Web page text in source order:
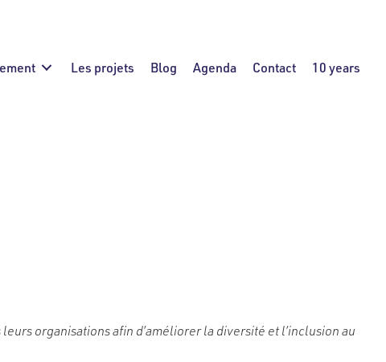
Les projets Blog Agenda Contact 10 years
organisations afin d’améliorer la diversité et l’inclusion au